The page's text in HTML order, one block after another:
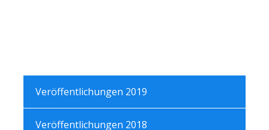
Veröffentlichungen 2019
Veröffentlichungen 2018